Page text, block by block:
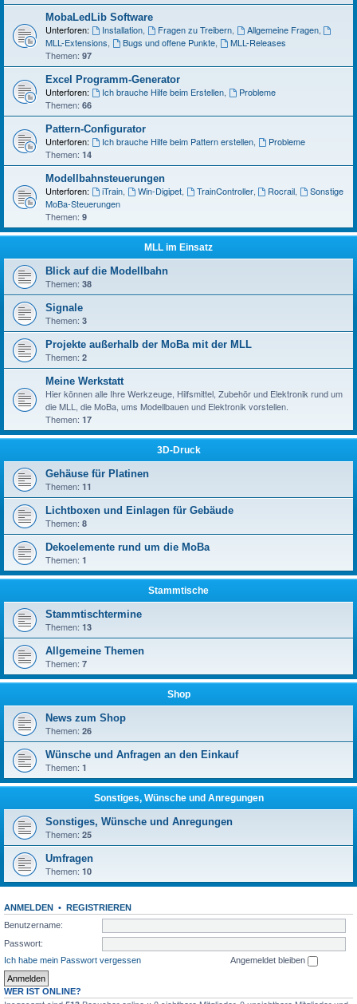
MobaLedLib Software
Unterforen: Installation, Fragen zu Treibern, Allgemeine Fragen,
MLL-Extensions
Bugs und offene Punkte,
MLL-Releases
Themen: 97
Excel Programm-Generator
Unterforen: Ich brauche Hilfe beim Erstellen,
Probleme
Themen: 66
Pattern-Configurator
Unterforen: Ich brauche Hilfe beim Pattern erstellen,
Probleme
Themen: 14
Modellbahnsteuerungen
Unterforen: iTrain, Win-Digipet, TrainController, Rocrail
Sonstige
MoBa-Steuerungen
Themen: 9
MLL im Einsatz
Blick auf die Modellbahn
Themen: 38
Signale
Themen: 3
Projekte außerhalb der MoBa mit der MLL
Themen: 2
Meine Werkstatt
Hier können alle Ihre Werkzeuge, Hilfsmittel, Zubehör und Elektronik rund um
die MLL, die MoBa, ums Modellbauen und Elektronik vorstellen.
Themen: 17
3D-Druck
Gehäuse für Platinen
Themen: 11
Lichtboxen und Einlagen für Gebäude
Themen: 8
Dekoelemente rund um die MoBa
Themen: 1
Stammtische
Stammtischtermine
Themen: 13
Allgemeine Themen
Themen: 7
Shop
News zum Shop
Themen: 26
Wünsche und Anfragen an den Einkauf
Themen: 1
Sonstiges, Wünsche und Anregungen
Sonstiges, Wünsche und Anregungen
Themen: 25
Umfragen
Themen: 10
ANMELDEN • REGISTRIEREN
Benutzername:
Passwort:
Ich habe mein Passwort vergessen
Angemeldet bleiben
WER IST ONLINE?